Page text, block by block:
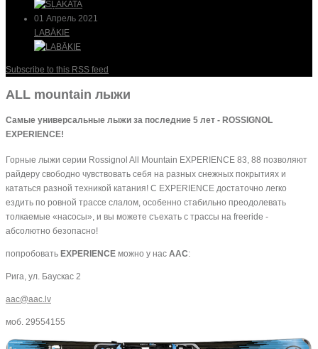
01 Апрель 2021
LABĀKIE
Subscribe to this RSS feed
ALL mountain лыжи
Самые универсальные лыжи за последние 5 лет - ROSSIGNOL
EXPERIENCE!
Горные лыжи серии Rossignol All Mountain EXPERIENCE 83, 88 позволяют
райдеру свободно чувствовать себя на разных снежных покрытиях и
кататься разной техникой катания! С EXPERIENCE достаточно легко
ездить по ровной трассе слалом, особенно стабильно преодолевать
толкаемые «насосы», и вы можете съехать с трассы на freeride -
абсолютно безопасно!
попробовать EXPERIENCE можно у нас AAC:
Рига, ул. Баускас 2
aac@aac.lv
моб. 29554155